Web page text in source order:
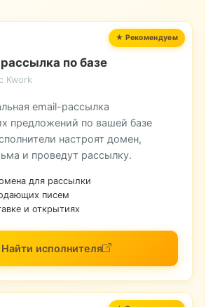
по базе
Kwork
email-рассылка
предложений по вашей базе
настроят домен,
и проведут рассылку.
для рассылки
писем
и открытиях
Найти исполнителя